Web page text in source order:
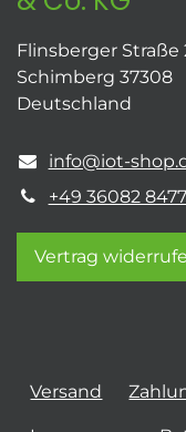
Flinsberger Straße
Schimberg 37308
Deutschland
info@iot-
+49 36082
Vertrag
Versand